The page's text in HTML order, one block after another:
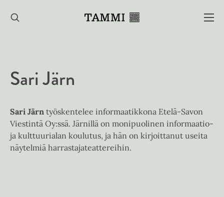
sisältöön
Sari Järn
Sari Järn työskentelee informaatikkona Etelä-Savon
Viestintä Oy:ssä. Järnillä on monipuolinen informaatio-
ja kulttuurialan koulutus, ja hän on kirjoittanut useita
näytelmiä harrastajateattereihin.